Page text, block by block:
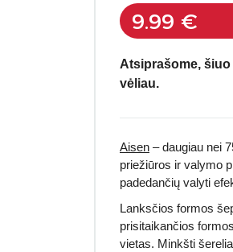
9.99 €
Atsiprašome,
vėliau.
Aisen – daugiau nei
priežiūros ir valymo
padedančių valyti
Lanksčios formos
prisitaikančios
vietas. Minkšti